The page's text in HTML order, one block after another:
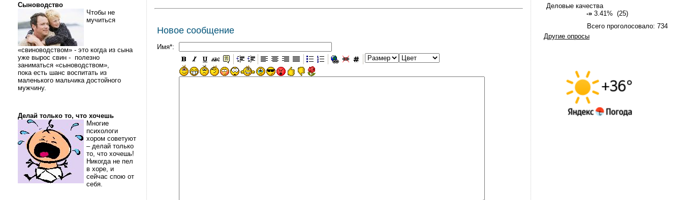
Сыноводство
Чтобы не
мучиться
«свиноводством» - это когда из сына
уже вырос свин - полезно
заниматься «сыноводством»,
пока есть шанс воспитать из
маленького мальчика достойного
мужчину.
Делай только то, что хочешь
Многие
психологи
хором советуют
– делай только
то, что хочешь!
Никогда не пел
в хоре, и
сейчас спою от
себя.
Новое сообщение
Имя*:
Деловые качества
-» 3.41% (25)
Всего проголосовало: 734
Другие опросы